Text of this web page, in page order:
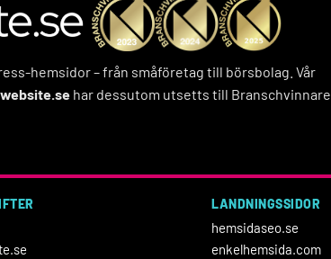
hemsidor – från småföretag till börsbolag. Vår
har dessutom utsetts till Branschvinnare
LANDNINGSSIDOR
hemsidaseo.se
enkelhemsida.com